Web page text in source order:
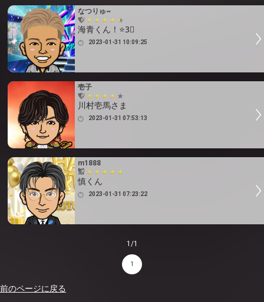
なつりゅ~
海青くん！⭐️3⃣
2023-01-31 10:09:25
壱子
川村壱馬さま
2023-01-31 07:53:13
m1888
慎くん
2023-01-31 07:23:22
1/1
1
前のページに戻る